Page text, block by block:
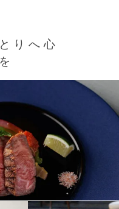
りへ心